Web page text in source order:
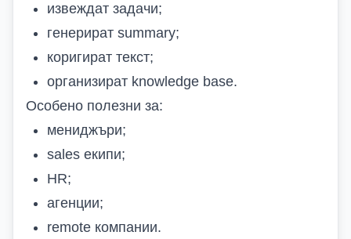
извеждат задачи;
генерират summary;
коригират текст;
организират knowledge base.
Особено полезни за:
мениджъри;
sales екипи;
HR;
агенции;
remote компании.